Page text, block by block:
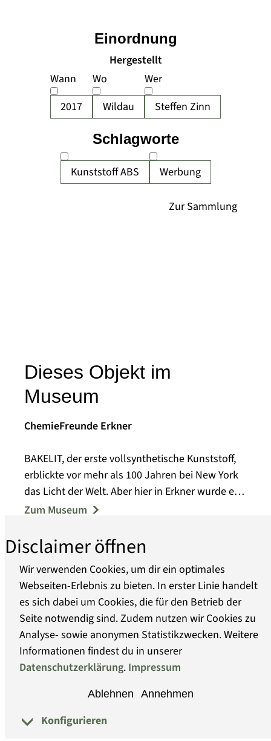
Hergestellt
Wann
2017
Wo
Wildau
Wer
Steffen Zinn
Kunststoff ABS Werbung
Einordnung
Schlagworte
Dieses Objekt im
Museum
ChemieFreunde Erkner
BAKELIT, der erste vollsynthetische Kunststoff,
erblickte vor mehr als 100 Jahren bei New York
das Licht der Welt. Aber hier in Erkner wurde er
ab 1909/10 zuerst industriell produziert und
„Erkner die Wiege des Kunststoffzeitalters“.
In unserem Kunststoff- und Chemie-Kabinett
„KuCK“ im Stadtzentrum Erkners befinden sich
kleine Wechselausstellungen und die
Gelegenheit zu informativen Gesprächen. Im
Heimatmuseum Erkner ist unsere
Dauerausstellung zum Chemiestandort Erkner
zu sehen.
Der ChemieFreunde Erkner e.V. hat es sich zur
Aufgabe gemacht, das Andenken der Chemie-
insbesondere des Bakelits, zu bewahren sowie
Zum Museum
Über uns
Barrierefreiheit
Datenschutz
© Museumsverband Brandenburg
Disclaimer öffnen
Wir verwenden Cookies, um dir ein optimales
Webseiten-Erlebnis zu bieten. In erster Linie handelt
es sich dabei um Cookies, die für den Betrieb der
Seite notwendig sind. Zudem nutzen wir Cookies zu
Analyse- sowie anonymen Statistikzwecken. Weitere
Informationen findest du in unserer
Datenschutzerklärung. Impressum
Ablehnen Annehmen
Konfigurieren